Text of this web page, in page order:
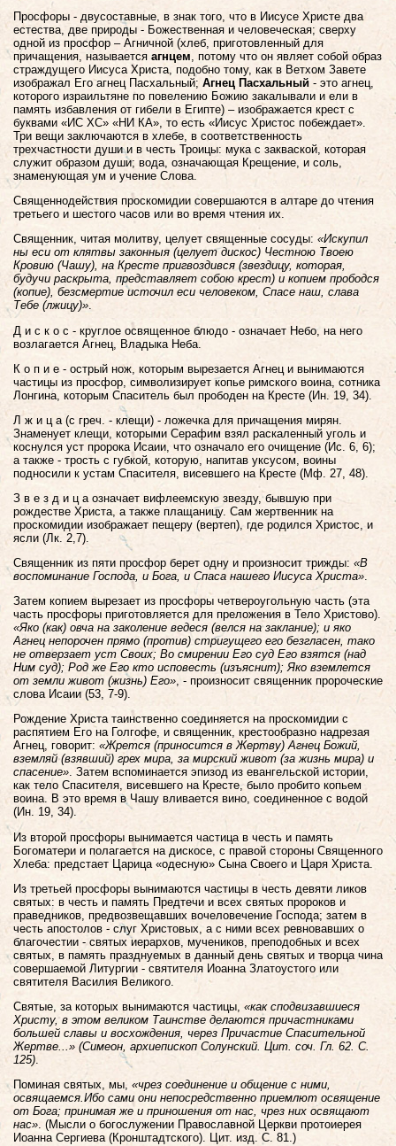
Просфоры - двусоставные, в знак того, что в Иисусе Христе два
естества, две природы - Божественная и человеческая; сверху
одной из просфор – Агничной (хлеб, приготовленный для
причащения, называется агнцем, потому что он являет собой образ
страждущего Иисуса Христа, подобно тому, как в Ветхом Завете
изображал Его агнец Пасхальный; Агнец Пасхальный- это агнец,
которого израильтяне по повелению Божию закалывали и ели в
память избавления от гибели в Египте) – изображается крест с
буквами «ИС ХС» «НИ КА», то есть «Иисус Христос побеждает».
Три вещи заключаются в хлебе, в соответственность
трехчастности души и в честь Троицы: мука с закваской, которая
служит образом души; вода, означающая Крещение, и соль,
знаменующая ум и учение Слова.
Священнодействия проскомидии совершаются в алтаре до чтения
третьего и шестого часов или во время чтения их.
Священник, читая молитву, целует священные сосуды: «Искупил
ны еси от клятвы законныя (целует дискос) Честною Твоею
Кровию (Чашу), на Кресте пригвоздився (звездицу, которая,
будучи раскрыта, представляет собою крест) и копием прободся
(копие), безсмертие источил еси человеком, Спасе наш, слава
Тебе (лжицу)».
Д и с к о с - круглое освященное блюдо - означает Небо, на него
возлагается Агнец, Владыка Неба.
К о п и е - острый нож, которым вырезается Агнец и вынимаются
частицы из просфор, символизирует копье римского воина, сотника
Лонгина, которым Спаситель был прободен на Кресте (Ин. 19, 34).
Л ж и ц а (с греч. - клещи) - ложечка для причащения мирян.
Знаменует клещи, которыми Серафим взял раскаленный уголь и
коснулся уст пророка Исаии, что означало его очищение (Ис. 6, 6);
а также - трость с губкой, которую, напитав уксусом, воины
подносили к устам Спасителя, висевшего на Кресте (Мф. 27, 48).
З в е з д и ц а означает вифлеемскую звезду, бывшую при
рождестве Христа, а также плащаницу. Сам жертвенник на
проскомидии изображает пещеру (вертеп), где родился Христос, и
ясли (Лк. 2,7).
Священник из пяти просфор берет одну и произносит трижды: «В
воспоминание Господа, и Бога, и Спаса нашего Иисуса Христа».
Затем копием вырезает из просфоры четвероугольную часть (эта
часть просфоры приготовляется для преложения в Тело Христово).
«Яко (как) овча на заколение ведеся (велся на заклание); и яко
Агнец непорочен прямо (против) стригущего его безгласен, тако
не отверзает уст Своих; Во смирении Его суд Его взятся (над
Ним суд); Род же Его кто исповесть (изъяснит); Яко вземлется
от земли живот (жизнь) Его», - произносит священник пророческие
слова Исаии (53, 7-9).
Рождение Христа таинственно соединяется на проскомидии с
распятием Его на Голгофе, и священник, крестообразно надрезая
Агнец, говорит: «Жрется (приносится в Жертву) Агнец Божий,
вземляй (взявший) грех мира, за мирский живот (за жизнь мира) и
спасение». Затем вспоминается эпизод из евангельской истории,
как тело Спасителя, висевшего на Кресте, было пробито копьем
воина. В это время в Чашу вливается вино, соединенное с водой
(Ин. 19, 34).
Из второй просфоры вынимается частица в честь и память
Богоматери и полагается на дискосе, с правой стороны Священного
Хлеба: предстает Царица «одесную» Сына Своего и Царя Христа.
Из третьей просфоры вынимаются частицы в честь девяти ликов
святых: в честь и память Предтечи и всех святых пророков и
праведников, предвозвещавших вочеловечение Господа; затем в
честь апостолов - слуг Христовых, а с ними всех ревновавших о
благочестии - святых иерархов, мучеников, преподобных и всех
святых, в память празднуемых в данный день святых и творца чина
совершаемой Литургии - святителя Иоанна Златоустого или
святителя Василия Великого.
Святые, за которых вынимаются частицы, «как сподвизавшиеся
Христу, в этом великом Таинстве делаются причастниками
большей славы и восхождения, через Причастие Спасительной
Жертве...» (Симеон, архиепископ Солунский. Цит. соч. Гл. 62. С.
125).
Поминая святых, мы, «чрез соединение и общение с ними,
освящаемся.Ибо сами они непосредственно приемлют освящение
от Бога; принимая же и приношения от нас, чрез них освящают
нас». (Мысли о богослужении Православной Церкви протоиерея
Иоанна Сергиева (Кронштадтского). Цит. изд. С. 81.)